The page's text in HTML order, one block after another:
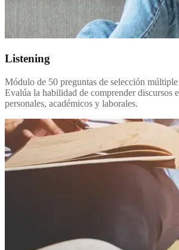
Listening
Módulo de 50 preguntas de selección
Evalúa la habilidad de comprender discursos
personales, académicos y laborales.